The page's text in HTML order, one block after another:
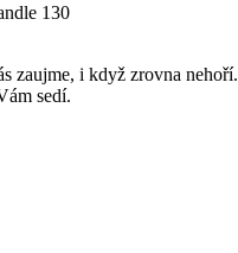
130
zaujme, i když zrovna nehoří.
sedí.